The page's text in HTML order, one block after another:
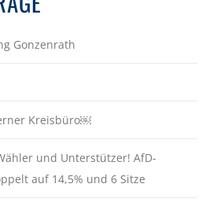
Gonzenrath
Kreisbüro￼
und Unterstützer! AfD-
auf 14,5% und 6 Sitze